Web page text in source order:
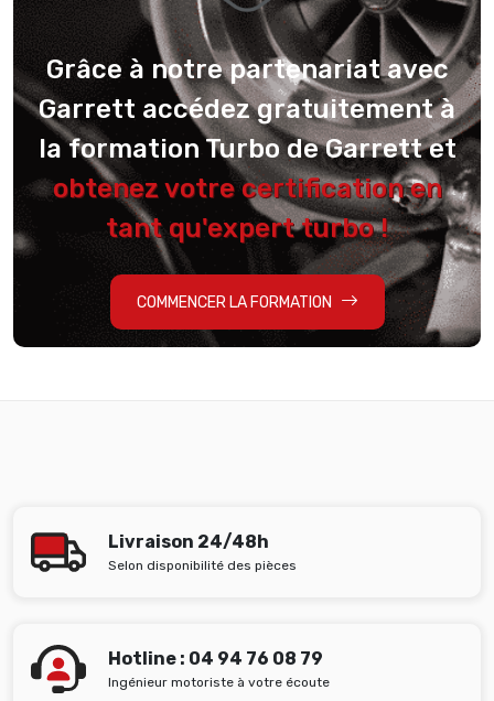
Grâce à notre partenariat avec
Garrett accédez gratuitement à
la formation Turbo de Garrett et
obtenez votre certification en
tant qu'expert turbo !
COMMENCER LA FORMATION
Livraison 24/48h
Selon disponibilité des pièces
Hotline : 04 94 76 08 79
Ingénieur motoriste à votre écoute